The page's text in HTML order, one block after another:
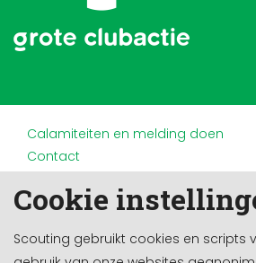
Cookie
Scouting gebruikt cookies en scripts
Calamiteiten en melding doen
Contact
Doneren en nalaten
Privacy